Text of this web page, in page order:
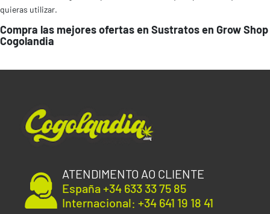
quieras utilizar.
Compra las mejores ofertas en Sustratos en Grow Shop
Cogolandia
ATENDIMENTO AO CLIENTE
España +34 633 33 75 85
Internacional: +34 641 19 18 41